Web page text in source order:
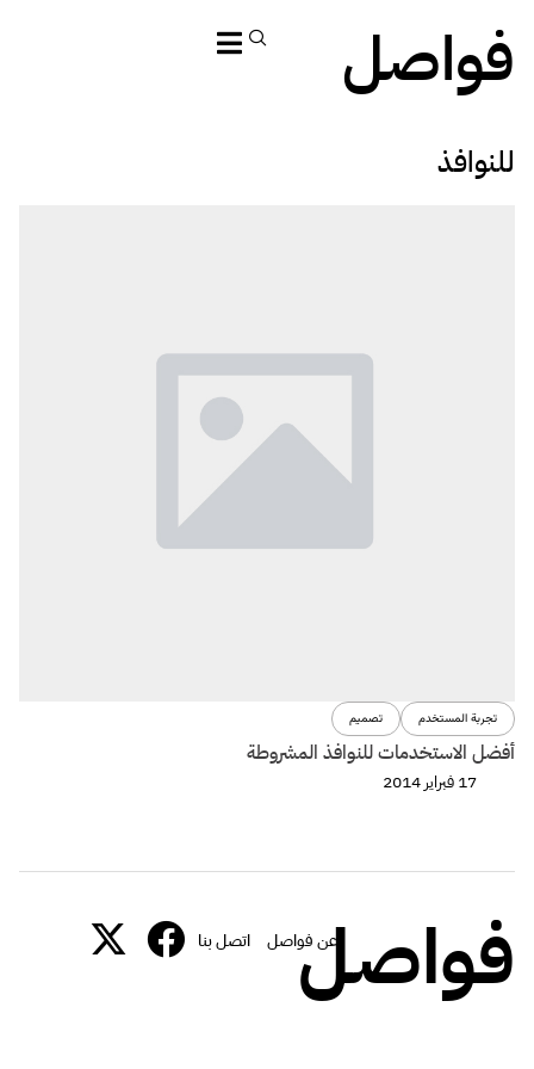
فواصل
للنوافذ
تجربة المستخدم تصميم
أفضل الاستخدمات للنوافذ المشروطة
17 فبراير 2014
فواصل
عن فواصل اتصل بنا